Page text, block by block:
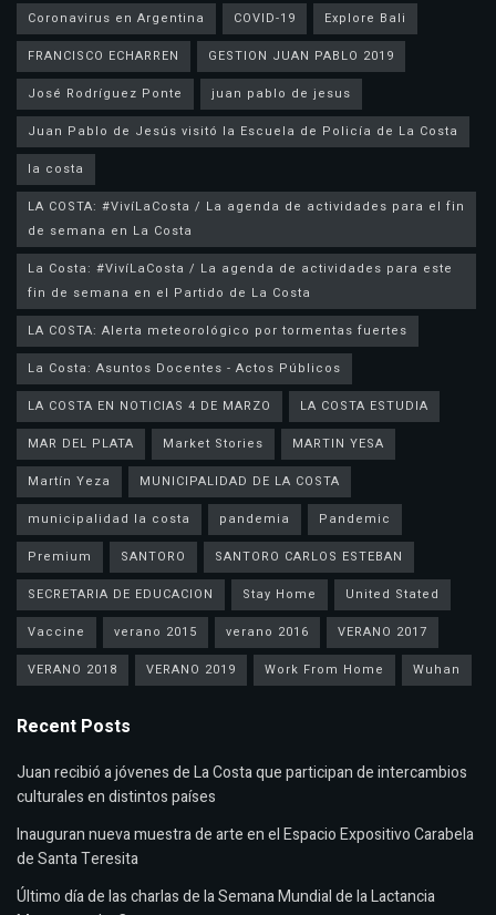
Coronavirus en Argentina
COVID-19
Explore Bali
FRANCISCO ECHARREN
GESTION JUAN PABLO 2019
José Rodríguez Ponte
juan pablo de jesus
la costa
LA COSTA: #VivíLaCosta / La agenda de actividades para el fin
de semana en La Costa
La Costa: #VivíLaCosta / La agenda de actividades para este
fin de semana en el Partido de La Costa
LA COSTA: Alerta meteorológico por tormentas fuertes
La Costa: Asuntos Docentes - Actos Públicos
LA COSTA EN NOTICIAS 4 DE MARZO
LA COSTA ESTUDIA
MAR DEL PLATA
Market Stories
MARTIN YESA
Martín Yeza
MUNICIPALIDAD DE LA COSTA
municipalidad la costa
pandemia
Pandemic
Premium
SANTORO
SANTORO CARLOS ESTEBAN
SECRETARIA DE EDUCACION
Stay Home
United Stated
Vaccine
verano 2015 verano 2016
VERANO 2017
VERANO 2018
VERANO 2019 Work From Home Wuhan
Recent Posts
Juan recibió a jóvenes de La Costa que participan de intercambios
culturales en distintos países
Inauguran nueva muestra de arte en el Espacio Expositivo Carabela
de Santa Teresita
Último día de las charlas de la Semana Mundial de la Lactancia